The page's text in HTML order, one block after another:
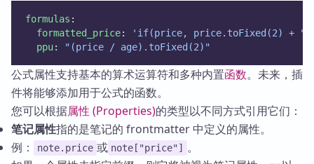
formulas :
formatted_price:
'if(price, price.toFixed(2) + "
ppu: "(price / age).toFixed(2)"
公式属性支持基本的算术运算符和多种内置函数。未来，插
件将能够添加用于公式的函数。
您可以根据属性 (Properties)的类型以不同方式引用它们：
笔记属性指的是笔记的 frontmatter 中定义的属性。
例：
note.price 或 note["price"]
。